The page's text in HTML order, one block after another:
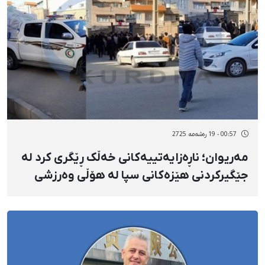
00:57 - 19 رەشەمه 2725
مەریوان؛ ناڕەزایەتییەکانی خەڵک ڕێگری کرد لە
جێگیرکردنی هێزەکانی سپا لە هۆڵی وەرزشی